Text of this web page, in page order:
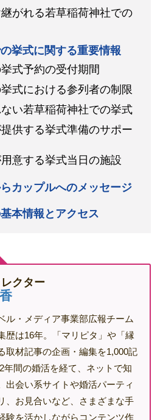
がれる若草稲荷神社での
挙式に関する重要情報
式予約の受付期間
式における参列者の制限
い若草稲荷神社での挙式
供する挙式準備のサポー
意する挙式当日の施設
カップルへのメッセージ
本情報とアクセス
クター
ル・メディア事業部広報チーム
歴は16年。「マリピタ」や「縁
取材記事の企画・編集を1,000記
年間の婚活を経て、ネットで知
出会い系サイトや婚活パーティ
、お見合いなど、さまざまな手
験を活かしながらコンテンツ作